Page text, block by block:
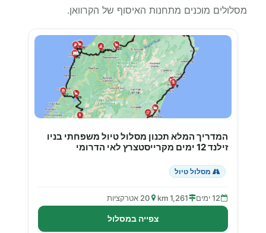
מסלולים מוכנים מתחנות האיסוף של הקרוואן.
המדריך המלא תכנון מסלול טיול משפחתי בניו
זילנד 12 ימים מקרייסטצרץ לאי הדרומי
מסלול טיול
12 ימים 1,261 km 20 אטרקציות
צפייה במסלול